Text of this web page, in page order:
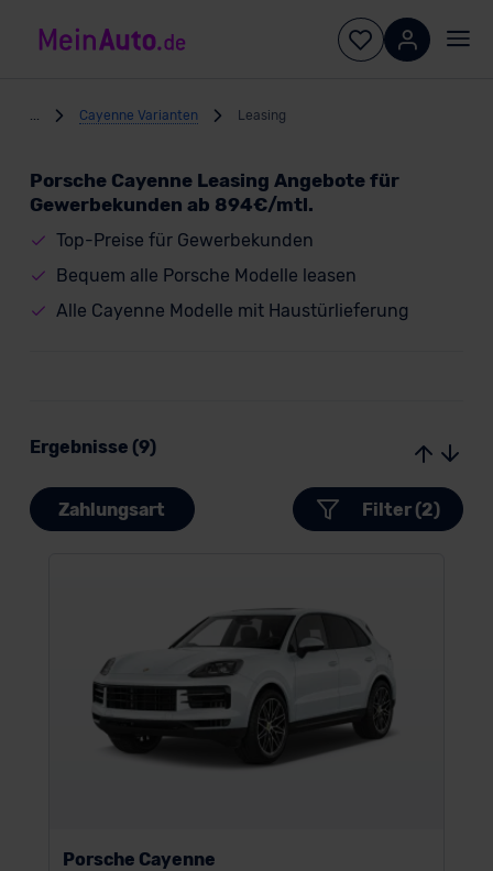
Cayenne Varianten Leasing
Porsche Cayenne Leasing Angebote für
Gewerbekunden ab 894€/mtl.
Top-Preise für Gewerbekunden
Bequem alle Porsche Modelle leasen
Alle Cayenne Modelle mit Haustürlieferung
Ergebnisse (9)
Zahlungsart Filter (2)
Porsche Cayenne